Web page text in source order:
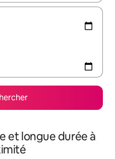
et longue durée à